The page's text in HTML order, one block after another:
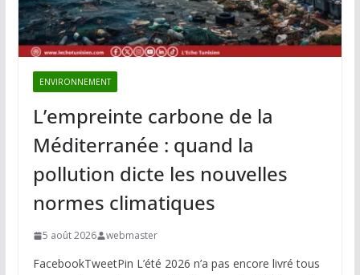
ENVIRONNEMENT
L’empreinte carbone de la
Méditerranée : quand la
pollution dicte les nouvelles
normes climatiques
5 août 2026 webmaster
FacebookTweetPin L’été 2026 n’a pas encore livré tous